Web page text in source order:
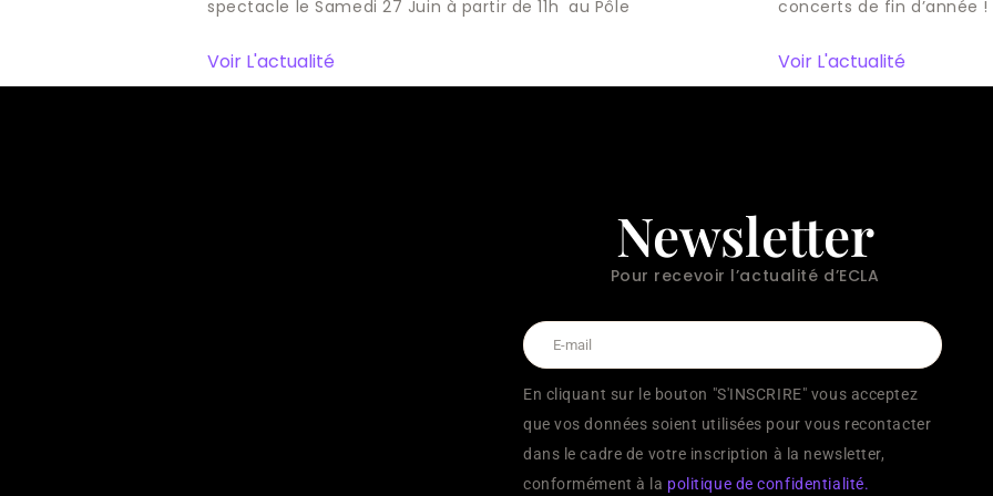
spectacle le Samedi 27 Juin à partir de 11h au Pôle
Voir L'actualité
concerts de fin d’année !
Voir L'actualité
Newsletter
Pour recevoir l’actualité d’ECLA
En cliquant sur le bouton "S'INSCRIRE" vous acceptez
que vos données soient utilisées pour vous recontacter
dans le cadre de votre inscription à la newsletter,
conformément à la politique de confidentialité.